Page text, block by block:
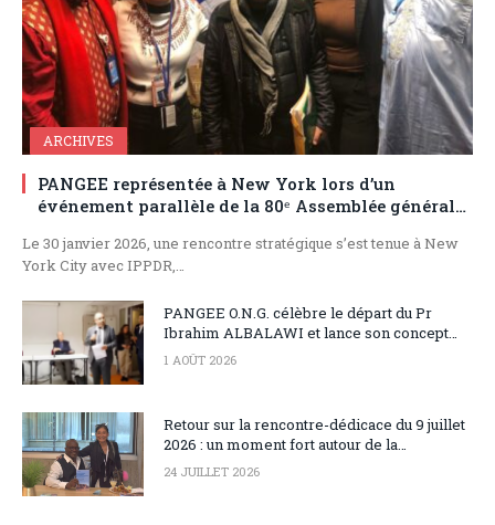
ARCHIVES
PANGEE représentée à New York lors d’un
événement parallèle de la 80ᵉ Assemblée générale
Le 30 janvier 2026, une rencontre stratégique s’est tenue à New
York City avec IPPDR,…
PANGEE O.N.G. célèbre le départ du Pr
Ibrahim ALBALAWI et lance son concept
d’Ingénierie de Paix
1 AOÛT 2026
Retour sur la rencontre-dédicace du 9 juillet
2026 : un moment fort autour de la
diplomatie culturelle
24 JUILLET 2026